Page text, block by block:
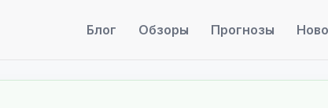
Блог Обзоры Прогнозы